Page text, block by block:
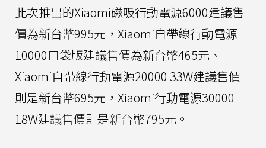
此次推出的Xiaomi磁吸行動電源6000建議售
價為新台幣995元，Xiaomi自帶線行動電源
10000口袋版建議售價為新台幣465元、
Xiaomi自帶線行動電源20000 33W建議售價
則是新台幣695元，Xiaomi行動電源30000
18W建議售價則是新台幣795元。